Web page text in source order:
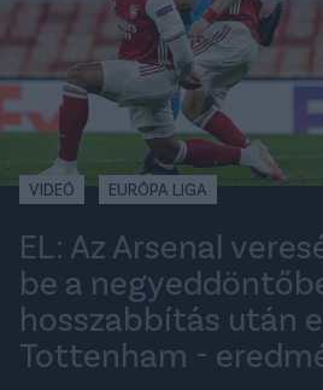
VIDEÓ EURÓPA LIGA
EL: Az Arsenal
be a
hosszabbítás után
Tottenham -